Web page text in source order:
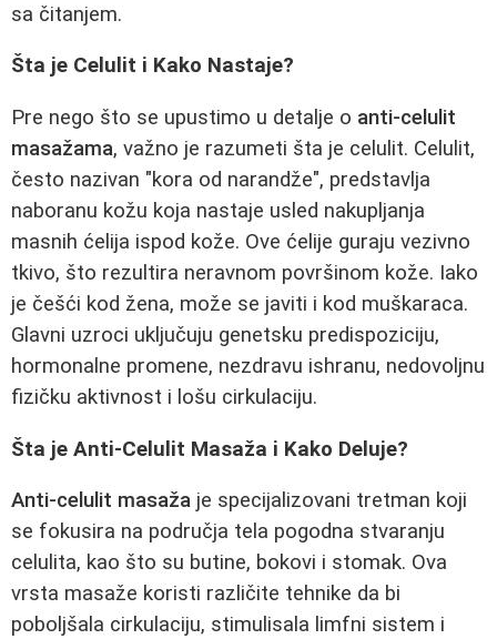
sa čitanjem.
Šta je Celulit i Kako Nastaje?
Pre nego što se upustimo u detalje o anti-celulit
masažama, važno je razumeti šta je celulit. Celulit,
često nazivan "kora od narandže", predstavlja
naboranu kožu koja nastaje usled nakupljanja
masnih ćelija ispod kože. Ove ćelije guraju vezivno
tkivo, što rezultira neravnom površinom kože. Iako
je češći kod žena, može se javiti i kod muškaraca.
Glavni uzroci uključuju genetsku predispoziciju,
hormonalne promene, nezdravu ishranu, nedovoljnu
fizičku aktivnost i lošu cirkulaciju.
Šta je Anti-Celulit Masaža i Kako Deluje?
Anti-celulit masaža je specijalizovani tretman koji
se fokusira na područja tela pogodna stvaranju
celulita, kao što su butine, bokovi i stomak. Ova
vrsta masaže koristi različite tehnike da bi
poboljšala cirkulaciju, stimulisala limfni sistem i